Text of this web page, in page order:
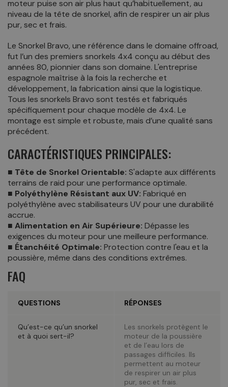
moteur puise son air plus haut qu’habituellement, au
niveau de la tête de snorkel, afin de respirer un air plus
pur, sec et frais.
Le Snorkel Bravo, une référence dans le domaine offroad,
fut l’un des premiers snorkels 4x4 conçu au début des
années 80, pionnier dans son domaine. L'entreprise
espagnole maîtrise à la fois la recherche et
développement, la fabrication ainsi que la logistique.
Tous les snorkels Bravo sont testés et fabriqués
spécifiquement pour chaque modèle de 4x4. Le
montage est simple et robuste, mais d’une qualité sans
précédent.
CARACTÉRISTIQUES PRINCIPALES:
■ Tête de Snorkel Orientable: S'adapte aux différents
terrains de raid pour une performance optimale.
■ Polyéthylène Résistant aux UV: Fabriqué en
polyéthylène avec stabilisateurs UV pour une durabilité
accrue.
■ Alimentation en Air Supérieure: Dépasse les
exigences du moteur pour une meilleure performance.
■ Étanchéité Optimale: Protection contre l'eau et la
poussière, même dans des conditions extrêmes.
FAQ
QUESTIONS RÉPONSES
Qu’est-ce qu’un snorkel
et à quoi sert-il?
Les snorkels protègent le
moteur de la poussière
et de l’eau lors de
passages difficiles. Ils
permettent au moteur
de respirer un air plus
pur, sec et frais.